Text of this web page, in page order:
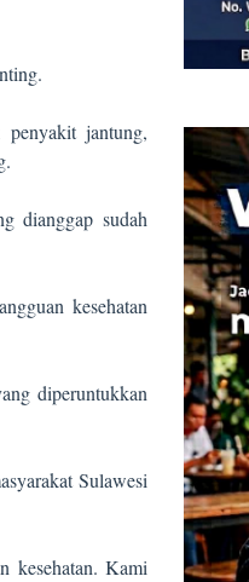
jantung,
dianggap sudah
kesehatan
diperuntukkan
Sulawesi
kesehatan. Kami